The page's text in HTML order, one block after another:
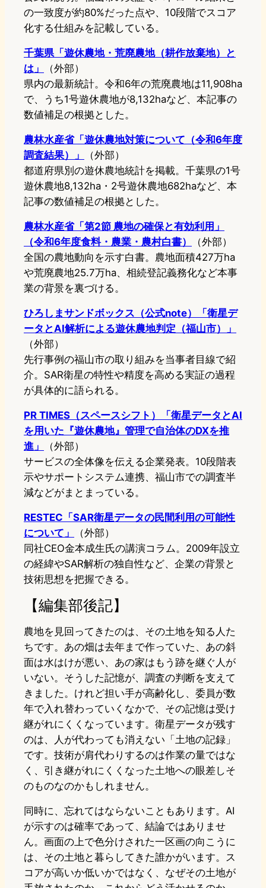
の一致度が約80%だった点や、10段階でスコア
化する仕組みを記載している。
千葉県「遊休農地・荒廃農地（耕作放棄地）と
は」
（外部）
県内の最新統計。令和6年の荒廃農地は11,908ha
で、うち1号遊休農地が8,132haなど、本記事の
数値補足の根拠とした。
農林水産省「遊休農地対策について（令和6年度
調査結果）」
（外部）
都道府県別の遊休農地統計を掲載。千葉県の1号
遊休農地8,132ha・2号遊休農地682haなど、本
記事の数値補足の根拠とした。
農林水産省「第2節 農地の確保と有効利用」
（令和6年度食料・農業・農村白書）
（外部）
全国の農地動向を示す白書。農地面積427万ha
や荒廃農地25.7万ha、相続登記義務化など本事
業の背景を裏づける。
ひろしまサンドボックス（公式note）「衛星デ
ータとAI解析による遊休農地判定（福山市）」
（外部）
先行事例の福山市の取り組みを当事者目線で紹
介。SAR衛星の特性や精度を高める実証の過程
が具体的に語られる。
PR TIMES（スペースシフト）「衛星データとAI
を用いた『遊休農地』管理で自治体のDXを推
進」
（外部）
サービスの全体像を伝える企業発表。10段階表
示やサポートシステム連携、福山市での調査半
減などがまとまっている。
RESTEC「SAR衛星データの民間利用の可能性
について」
（外部）
同社CEO金本成生氏の講演コラム。2009年設立
の経緯やSAR解析の独自性など、企業の背景と
技術思想を把握できる。
【編集部後記】
農地を見回ってきたのは、その土地を知る人た
ちです。あの畑は去年まで作っていた、あの斜
面は水はけが悪い、あの家はもう跡を継ぐ人が
いない。そうした記憶が、調査の判断を支えて
きました。けれど担い手が高齢化し、委員が数
年で入れ替わっていくなかで、その記憶は受け
継がれにくくなっています。衛星データが残す
のは、人が代わっても消えない「土地の記録」
です。技術が肩代わりするのは作業の量ではな
く、引き継がれにくくなった土地への眼差しそ
のものなのかもしれません。
同時に、忘れてはならないこともあります。AI
が示すのは確率であって、結論ではありませ
ん。画面の上で色分けされた一区画の向こうに
は、その土地と暮らしてきた誰かがいます。ス
コアが高いか低いかではなく、なぜその土地が